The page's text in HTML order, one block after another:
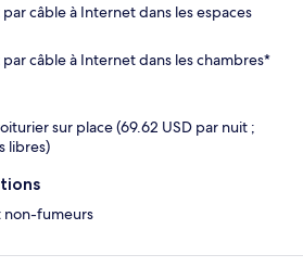
câble à Internet dans les espaces
câble à Internet dans les chambres*
sur place (69.62 USD par nuit ;
libres)
fumeurs